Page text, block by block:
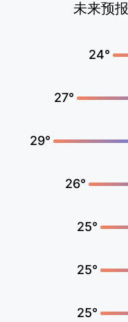
未来预报
24°
27°
29°
26°
25°
25°
25°